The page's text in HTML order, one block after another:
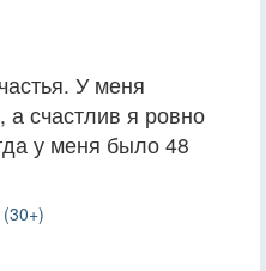
У меня
счастлив я ровно
у меня было 48